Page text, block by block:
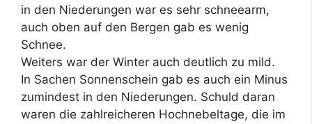
in den Niederungen war es sehr schneearm,
auch oben auf den Bergen gab es wenig
Schnee.
Weiters war der Winter auch deutlich zu mild.
In Sachen Sonnenschein gab es auch ein Minus
zumindest in den Niederungen. Schuld daran
waren die zahlreicheren Hochnebeltage, die im